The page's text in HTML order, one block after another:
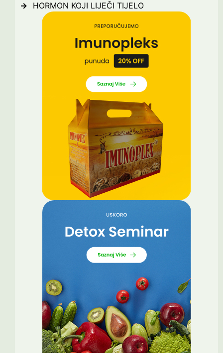
HORMON KOJI LIJEČI TIJELO